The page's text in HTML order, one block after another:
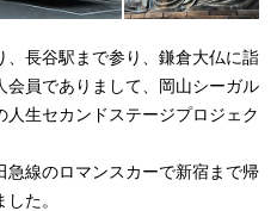
、長谷駅まで参り、鎌倉大仏に詣
会員でありまして、岡山シーガル
生セカンドステージプロジェク
線のロマンスカーで新宿まで帰
た。